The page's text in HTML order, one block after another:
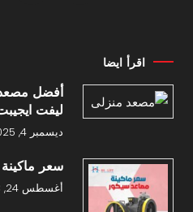
اقرأ ايضا
أفضل
ليفت
ديسمبر 4, 2025
سعر ماكينة
أغسطس 24, 2023